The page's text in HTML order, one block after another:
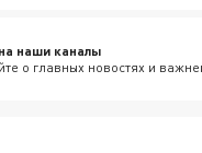
наши каналы
о главных новостях и